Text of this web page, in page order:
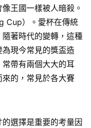
王國一樣被人暗殺。
Cup）。愛杯在傳統
著時代的變轉，這種
為現今常見的獎盃造
帶有兩個大大的耳
的，常見於各大賽
選擇是重要的考量因